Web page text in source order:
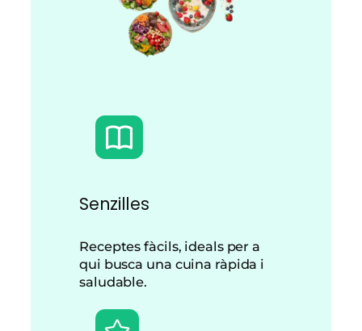
Senzilles
Receptes fàcils, ideals per a
qui busca una cuina ràpida i
saludable.